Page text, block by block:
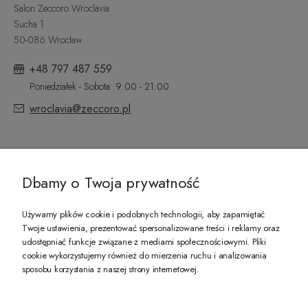
Salon Zeccoro Wroclavia
Sucha 1
50-086 Wrocław
+48 797 487 559
Poniedziałek - Sobota: 9:00 - 21:00
wroclavia@zeccoro.pl
PREZENT DLA CIEBIE!
-10% na pierwsze zakupy na zeccoro.pl Gdy zapiszesz się do naszego
Dbamy o Twoja prywatność
Używamy plików cookie i podobnych technologii, aby zapamiętać
Twoje ustawienia, prezentować spersonalizowane treści i reklamy oraz
udostępniać funkcje związane z mediami społecznościowymi. Pliki
cookie wykorzystujemy również do mierzenia ruchu i analizowania
sposobu korzystania z naszej strony internetowej.